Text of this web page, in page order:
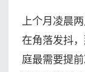
上个月凌晨
在角落发抖
庭最需要提